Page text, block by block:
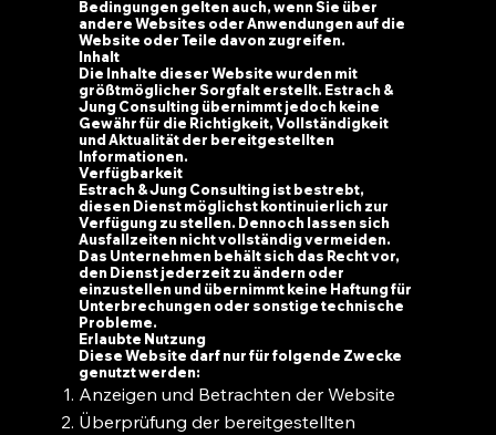
Bedingungen gelten auch, wenn Sie über
andere Websites oder Anwendungen auf die
Website oder Teile davon zugreifen.
Inhalt
Die Inhalte dieser Website wurden mit
größtmöglicher Sorgfalt erstellt. Estrach &
Jung Consulting übernimmt jedoch keine
Gewähr für die Richtigkeit, Vollständigkeit
und Aktualität der bereitgestellten
Informationen.
Verfügbarkeit
Estrach & Jung Consulting ist bestrebt,
diesen Dienst möglichst kontinuierlich zur
Verfügung zu stellen. Dennoch lassen sich
Ausfallzeiten nicht vollständig vermeiden.
Das Unternehmen behält sich das Recht vor,
den Dienst jederzeit zu ändern oder
einzustellen und übernimmt keine Haftung für
Unterbrechungen oder sonstige technische
Probleme.
Erlaubte Nutzung
Diese Website darf nur für folgende Zwecke
genutzt werden:
Anzeigen und Betrachten der Website
Überprüfung der bereitgestellten